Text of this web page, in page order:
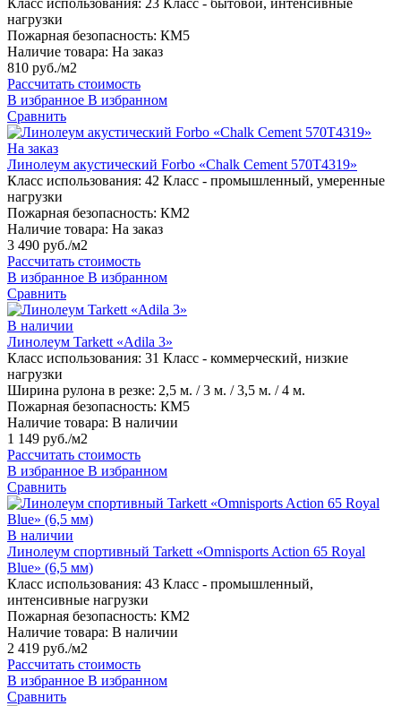
Класс использования: 23 Класс - бытовой, интенсивные
нагрузки
Пожарная безопасность: КМ5
Наличие товара: На заказ
810 руб./м2
Рассчитать стоимость
В избранное В избранном
Сравнить
На заказ
Линолеум акустический Forbo «Chalk Cement 570T4319»
Класс использования: 42 Класс - промышленный, умеренные
нагрузки
Пожарная безопасность: КМ2
Наличие товара: На заказ
3 490 руб./м2
Рассчитать стоимость
В избранное В избранном
Сравнить
В наличии
Линолеум Tarkett «Adila 3»
Класс использования: 31 Класс - коммерческий, низкие
нагрузки
Ширина рулона в резке: 2,5 м. / 3 м. / 3,5 м. / 4 м.
Пожарная безопасность: КМ5
Наличие товара: В наличии
1 149 руб./м2
Рассчитать стоимость
В избранное В избранном
Сравнить
В наличии
Линолеум спортивный Tarkett «Omnisports Action 65 Royal
Blue» (6,5 мм)
Класс использования: 43 Класс - промышленный,
интенсивные нагрузки
Пожарная безопасность: КМ2
Наличие товара: В наличии
2 419 руб./м2
Рассчитать стоимость
В избранное В избранном
Сравнить